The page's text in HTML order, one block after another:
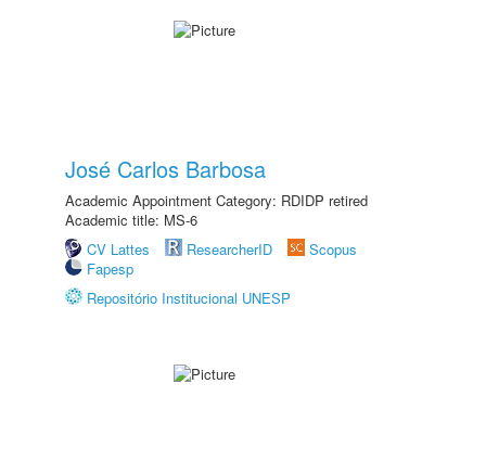
José Carlos Barbosa
Academic Appointment Category: RDIDP retired
Academic title: MS-6
CV Lattes
ResearcherID
Scopus
Fapesp
Repositório Institucional UNESP